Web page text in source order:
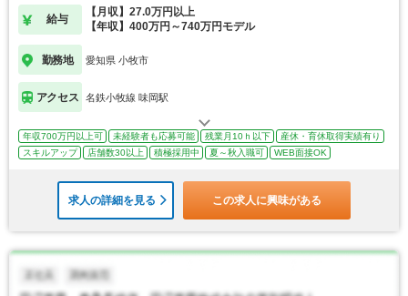
給与
【月収】27.0万円以上
【年収】400万円～740万円モデル
勤務地 愛知県 小牧市
アクセス 名鉄小牧線 味岡駅
年収700万円以上可 未経験者も応募可能 残業月10ｈ以下
産休・育休取得実績有り
スキルアップ
店舗数30以上 積極採用中 夏～秋入職可 WEB面接OK
求人の詳細を見る この求人に興味がある